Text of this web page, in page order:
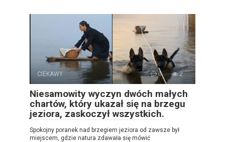
CIEKAWY 0 2
Niesamowity wyczyn dwóch małych
chartów, który ukazał się na brzegu
jeziora, zaskoczył wszystkich.
Spokojny poranek nad brzegiem jeziora od zawsze był
miejscem, gdzie natura zdawała się mówić